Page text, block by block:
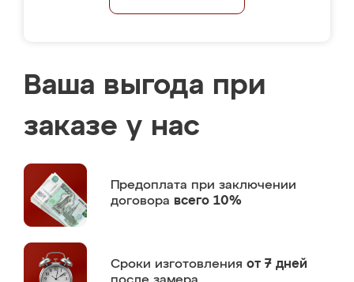
Ваша выгода при
заказе у нас
Предоплата при заключении
договора всего 10%
Сроки изготовления от 7 дней